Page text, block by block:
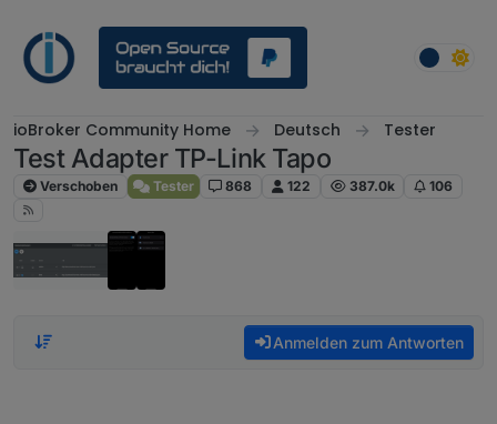
ioBroker Community Home Deutsch Tester
Test Adapter TP-Link Tapo
Verschoben Tester 868 122 387.0k 106
Anmelden zum Antworten